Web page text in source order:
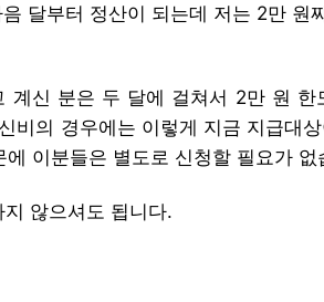
달부터 정산이 되는데 저는 2만 원
계신 분은 두 달에 걸쳐서 2만 원 한
비의 경우에는 이렇게 지금 지급대
이분들은 별도로 신청할 필요가 없
않으셔도 됩니다.